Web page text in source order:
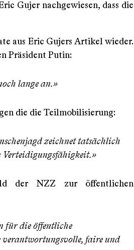
Gujer nachgewiesen, dass die
aus Eric Gujers Artikel wieder.
Präsident Putin:
lange an.»
die die Teilmobilisierung:
zeichnet tatsächlich
Verteidigungsfähigkeit.»
der NZZ zur öffentlichen
für die öffentliche
faire und